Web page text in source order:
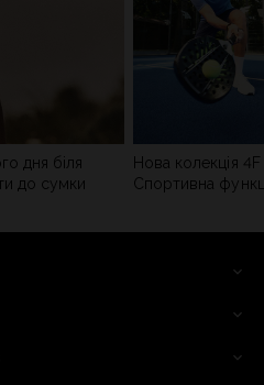
дня біля
до сумки
Нова колекція
Спортивна